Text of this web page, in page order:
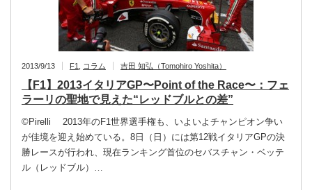
2013/9/13 F1 コラム 吉田 知弘（Tomohiro Yoshita）
【F1】2013イタリアGP〜Point of the Race〜：フェ
ラーリの聖地で見えた“レッドブルとの差”
©Pirelli 2013年のF1世界選手権も、いよいよチャンピオン争い
が佳境を迎え始めている。8日（日）には第12戦イタリアGPの決
勝レースが行われ、現在ランキング首位のセバスチャン・ベッテ
ル（レッドブル）…